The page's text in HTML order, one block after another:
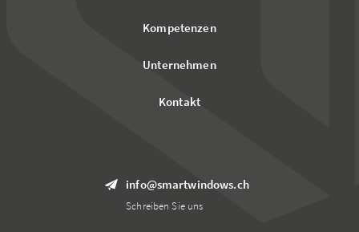
Kompetenzen
Unternehmen
Kontakt
info@smartwindows.ch
Schreiben Sie uns